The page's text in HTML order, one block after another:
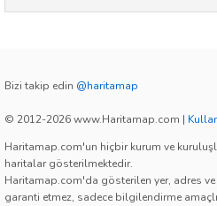
Bizi takip edin @haritamap
© 2012-2026 www.Haritamap.com |
Haritamap.com'un hiçbir kurum ve
haritalar gösterilmektedir.
Haritamap.com'da gösterilen yer, adres
garanti etmez, sadece bilgilendirme